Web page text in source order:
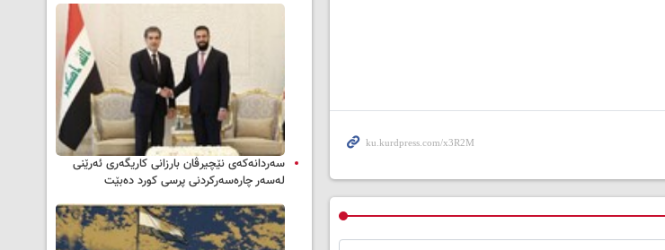
سه‌ردانه‌کەی نێچیرڤان بارزانی كاریگه‌ری ئه‌رێنی
له‌سه‌ر چاره‌سه‌ركردنی پرسی كورد ده‌بێت